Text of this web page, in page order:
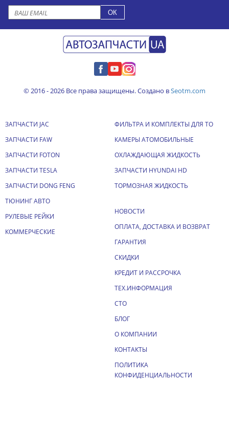
© 2016 - 2026 Все права защищены. Создано вSeotm.com
ЗАПЧАСТИ JAC
ЗАПЧАСТИ FAW
ЗАПЧАСТИ FOTON
ЗАПЧАСТИ TESLA
ЗАПЧАСТИ DONG FENG
ТЮНИНГ АВТО
РУЛЕВЫЕ РЕЙКИ
КОММЕРЧЕСКИЕ
ФИЛЬТРА И КОМПЛЕКТЫ ДЛЯ ТО
КАМЕРЫ АТОМОБИЛЬНЫЕ
ОХЛАЖДАЮЩАЯ ЖИДКОСТЬ
ЗАПЧАСТИ HYUNDAI HD
ТОРМОЗНАЯ ЖИДКОСТЬ
НОВОСТИ
ОПЛАТА, ДОСТАВКА И ВОЗВРАТ
ГАРАНТИЯ
СКИДКИ
КРЕДИТ И РАССРОЧКА
ТЕХ.ИНФОРМАЦИЯ
СТО
БЛОГ
О КОМПАНИИ
КОНТАКТЫ
ПОЛИТИКА
КОНФИДЕНЦИАЛЬНОСТИ